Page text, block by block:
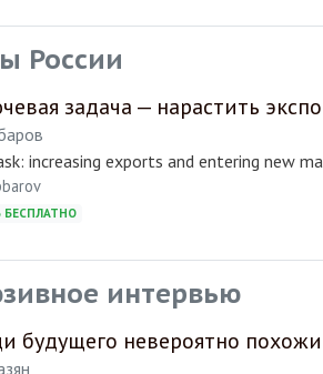
России
задача — нарастить
increasing exports and entering new
БЕСПЛАТНО
интервью
будущего невероятно похожи